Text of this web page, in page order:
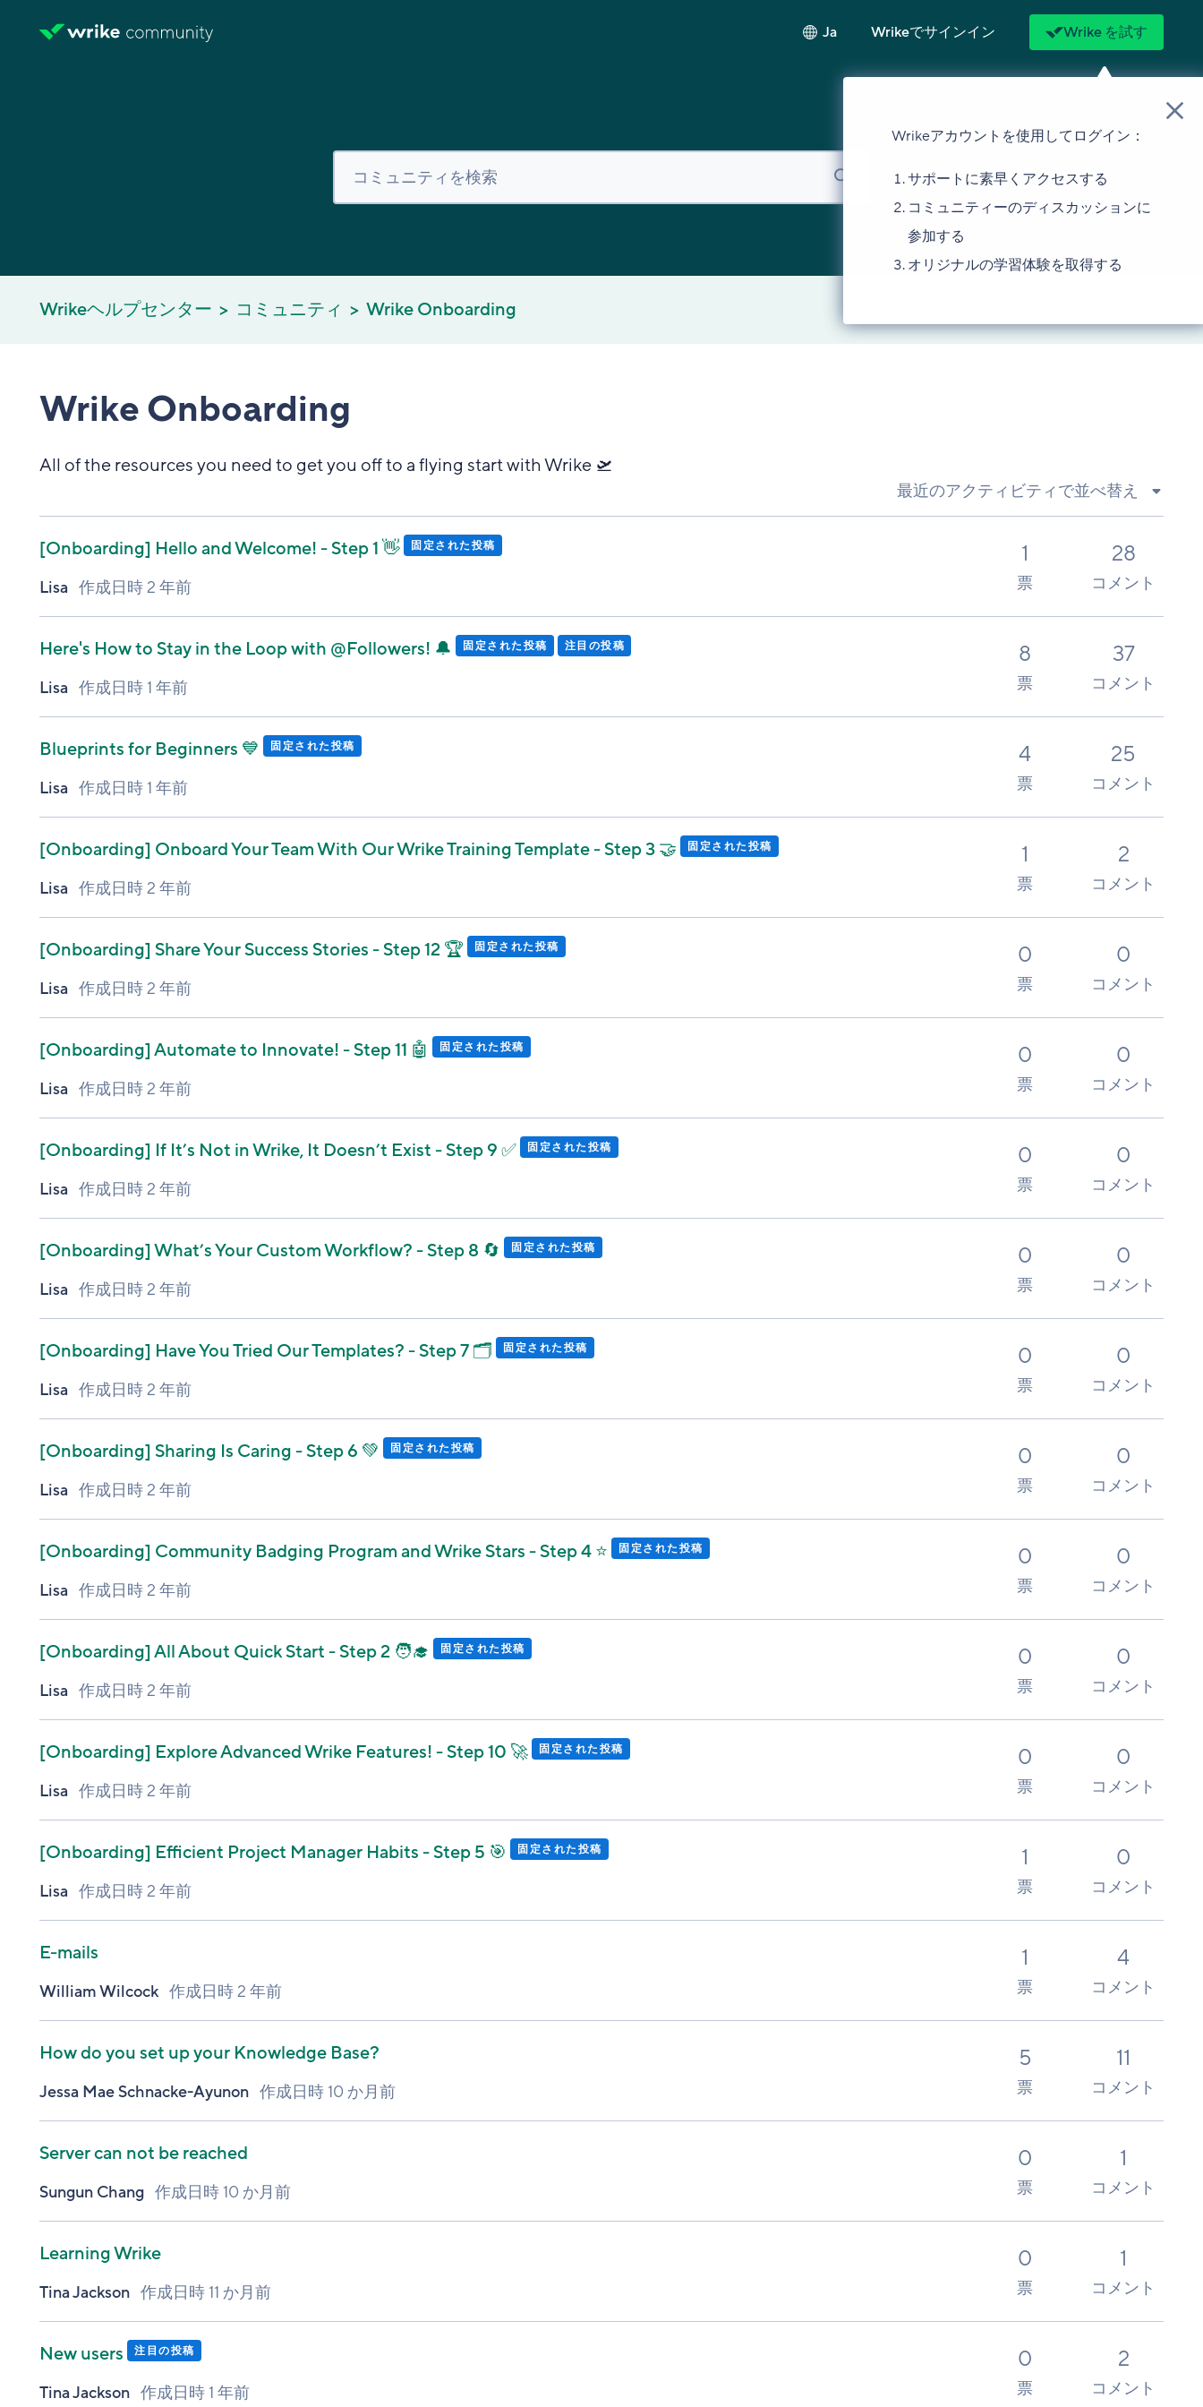
Ja Wrikeでサインイン Wrike を試す
Wrikeアカウントを使用してログイン：
サポートに素早くアクセスする
コミュニティーのディスカッションに
参加する
オリジナルの学習体験を取得する
Wrikeヘルプセンター コミュニティ Wrike Onboarding
Wrike Onboarding
All of the resources you need to get you off to a flying start with Wrike 🛫
最近のアクティビティで並べ替え
[Onboarding] Hello and Welcome! - Step 1 👋 固定された投稿
Lisa 作成日時2 年前
1
票
28
コメント
Here's How to Stay in the Loop with @Followers! 🔔 固定された投稿 注目の投稿
Lisa 作成日時1 年前
8
票
37
コメント
Blueprints for Beginners 💙 固定された投稿
Lisa 作成日時1 年前
4
票
25
コメント
[Onboarding] Onboard Your Team With Our Wrike Training Template - Step 3 🤝 固定された投稿
Lisa 作成日時2 年前
1
票
2
コメント
[Onboarding]Share Your Success Stories - Step 12 🏆 固定された投稿
Lisa 作成日時2 年前
0
票
0
コメント
[Onboarding]Automate to Innovate! - Step 11 🤖 固定された投稿
Lisa 作成日時2 年前
0
票
0
コメント
[Onboarding] If It’s Not in Wrike, It Doesn’t Exist - Step 9 ✅ 固定された投稿
Lisa 作成日時2 年前
0
票
0
コメント
[Onboarding]What’s Your Custom Workflow? - Step 8 🔄 固定された投稿
Lisa 作成日時2 年前
0
票
0
コメント
[Onboarding] Have You Tried Our Templates? - Step 7 🗂️ 固定された投稿
Lisa 作成日時2 年前
0
票
0
コメント
[Onboarding]Sharing Is Caring - Step 6 💚 固定された投稿
Lisa 作成日時2 年前
0
票
0
コメント
[Onboarding] Community Badging Program and Wrike Stars - Step 4 ⭐ 固定された投稿
Lisa 作成日時2 年前
0
票
0
コメント
[Onboarding]All About Quick Start - Step 2 🧑‍🎓 固定された投稿
Lisa 作成日時2 年前
0
票
0
コメント
[Onboarding] Explore Advanced Wrike Features! - Step 10 🚀 固定された投稿
Lisa 作成日時2 年前
0
票
0
コメント
[Onboarding] Efficient Project Manager Habits - Step 5 🎯 固定された投稿
Lisa 作成日時2 年前
1
票
0
コメント
E-mails
William Wilcock 作成日時2 年前
1
票
4
コメント
How do you set up your Knowledge Base?
Jessa Mae Schnacke-Ayunon 作成日時10 か月前
5
票
11
コメント
Server can not be reached
Sungun Chang 作成日時10 か月前
0
票
1
コメント
Learning Wrike
Tina Jackson 作成日時11 か月前
0
票
1
コメント
New users 注目の投稿
Tina Jackson 作成日時1 年前
0
票
2
コメント